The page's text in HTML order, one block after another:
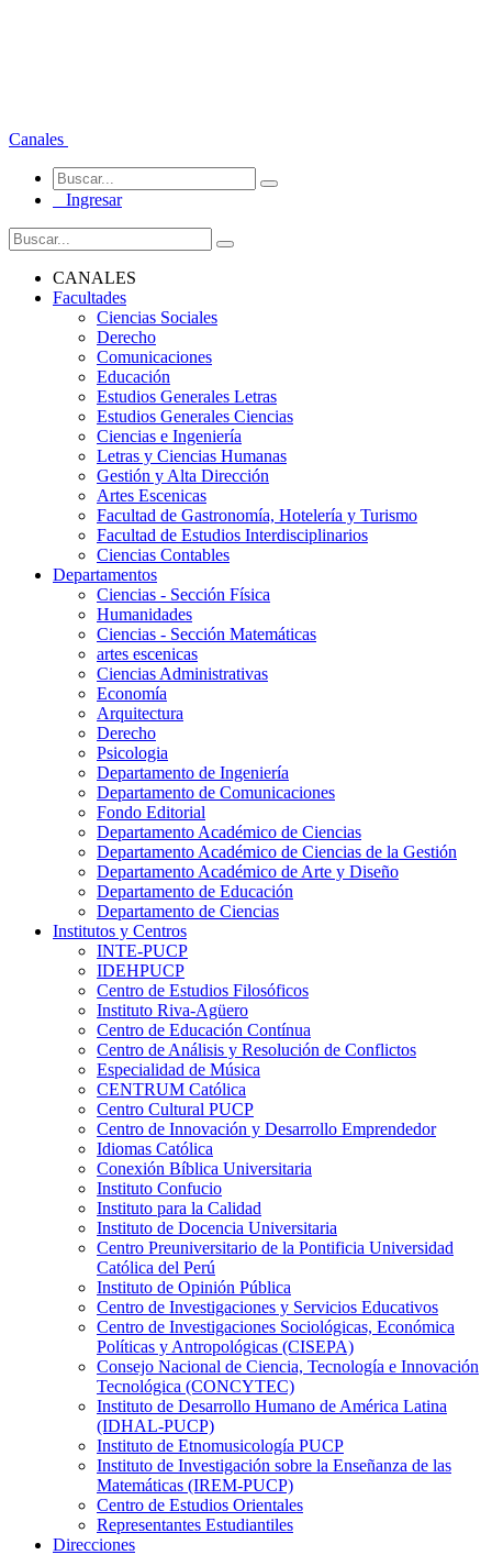
Canales
Ingresar
CANALES
Facultades
Ciencias Sociales
Derecho
Comunicaciones
Educación
Estudios Generales Letras
Estudios Generales Ciencias
Ciencias e Ingeniería
Letras y Ciencias Humanas
Gestión y Alta Dirección
Artes Escenicas
Facultad de Gastronomía, Hotelería y Turismo
Facultad de Estudios Interdisciplinarios
Ciencias Contables
Departamentos
Ciencias - Sección Física
Humanidades
Ciencias - Sección Matemáticas
artes escenicas
Ciencias Administrativas
Economía
Arquitectura
Derecho
Psicologia
Departamento de Ingeniería
Departamento de Comunicaciones
Fondo Editorial
Departamento Académico de Ciencias
Departamento Académico de Ciencias de la Gestión
Departamento Académico de Arte y Diseño
Departamento de Educación
Departamento de Ciencias
Institutos y Centros
INTE-PUCP
IDEHPUCP
Centro de Estudios Filosóficos
Instituto Riva-Agüero
Centro de Educación Contínua
Centro de Análisis y Resolución de Conflictos
Especialidad de Música
CENTRUM Católica
Centro Cultural PUCP
Centro de Innovación y Desarrollo Emprendedor
Idiomas Católica
Conexión Bíblica Universitaria
Instituto Confucio
Instituto para la Calidad
Instituto de Docencia Universitaria
Centro Preuniversitario de la Pontificia Universidad
Católica del Perú
Instituto de Opinión Pública
Centro de Investigaciones y Servicios Educativos
Centro de Investigaciones Sociológicas, Económica
Políticas y Antropológicas (CISEPA)
Consejo Nacional de Ciencia, Tecnología e Innovación
Tecnológica (CONCYTEC)
Instituto de Desarrollo Humano de América Latina
(IDHAL-PUCP)
Instituto de Etnomusicología PUCP
Instituto de Investigación sobre la Enseñanza de las
Matemáticas (IREM-PUCP)
Centro de Estudios Orientales
Representantes Estudiantiles
Direcciones